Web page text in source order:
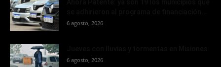
6 agosto, 2026
6 agosto, 2026